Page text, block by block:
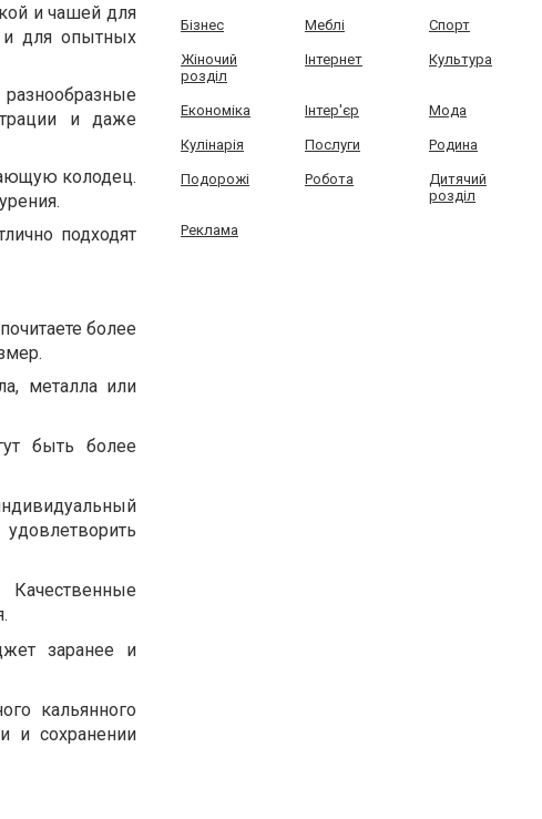
и чашей для
и для опытных
и даже
колодец.
подходят
более
металла или
быть более
заранее и
кальянного
и сохранении
Бізнес Меблі Спорт
Жіночий
розділ
Інтернет Культура
Економіка Інтер'єр Мода
Кулінарія Послуги Родина
Подорожі Робота
Дитячий
розділ
Реклама